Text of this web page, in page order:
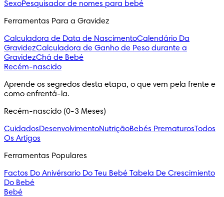
SexoPesquisador de nomes para bebé
Ferramentas Para a Gravidez
Calculadora de Data de NascimentoCalendário Da
GravidezCalculadora de Ganho de Peso durante a
GravidezChá de Bebé
Recém-nascido
Aprende os segredos desta etapa, o que vem pela frente e
como enfrentá-la.
Recém-nascido (0-3 Meses)
CuidadosDesenvolvimentoNutriçãoBebés PrematurosTodos
Os Artigos
Ferramentas Populares
Factos Do Anivérsario Do Teu Bebé Tabela De Crescimiento
Do Bebé
Bebé